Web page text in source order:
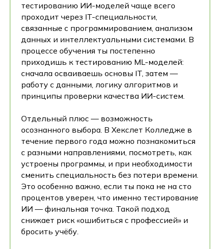
тестированию ИИ-моделей чаще всего
проходит через IT-специальности,
связанные с программированием, анализом
данных и интеллектуальными системами. В
процессе обучения ты постепенно
приходишь к тестированию ML-моделей:
сначала осваиваешь основы IT, затем —
работу с данными, логику алгоритмов и
принципы проверки качества ИИ-систем.
Отдельный плюс — возможность
осознанного выбора. В Хекслет Колледже в
течение первого года можно познакомиться
с разными направлениями, посмотреть, как
устроены программы, и при необходимости
сменить специальность без потери времени.
Это особенно важно, если ты пока не на сто
процентов уверен, что именно тестирование
ИИ — финальная точка. Такой подход
снижает риск «ошибиться с профессией» и
бросить учёбу.